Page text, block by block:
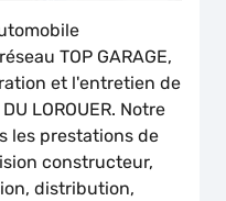
TOP GARAGE,
et l'entretien de
LOROUER. Notre
les prestations de
constructeur,
distribution,